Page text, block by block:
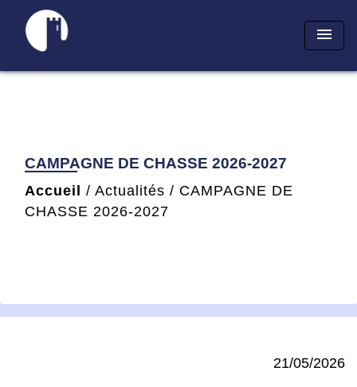
menu
CAMPAGNE DE CHASSE 2026-2027
Accueil / Actualités / CAMPAGNE DE
CHASSE 2026-2027
21/05/2026